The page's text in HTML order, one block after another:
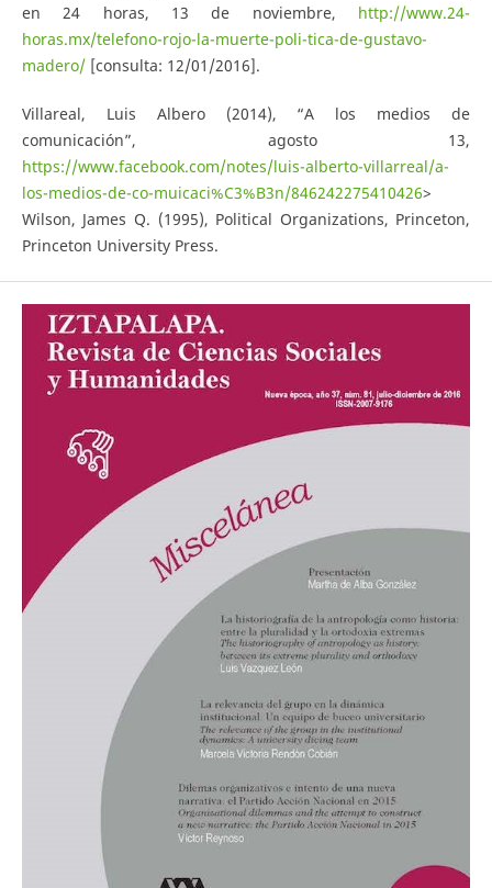
en 24 horas, 13 de noviembre, http://www.24-
horas.mx/telefono-rojo-la-muerte-poli-tica-de-gustavo-
madero/[consulta: 12/01/2016].
Villareal, Luis Albero (2014), “A los medios de
comunicación”, agosto 13,
https://www.facebook.com/notes/luis-alberto-villarreal/a-
los-medios-de-co-muicaci%C3%B3n/846242275410426>
Wilson, James Q. (1995), Political Organizations, Princeton,
Princeton University Press.